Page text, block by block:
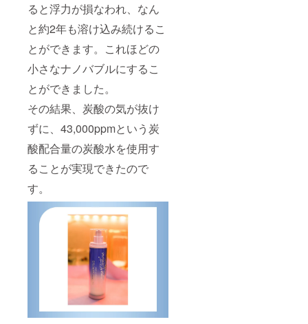
ると浮力が損なわれ、なん
と約2年も溶け込み続けるこ
とができます。これほどの
小さなナノバブルにするこ
とができました。
その結果、炭酸の気が抜け
ずに、43,000ppmという炭
酸配合量の炭酸水を使用す
ることが実現できたので
す。